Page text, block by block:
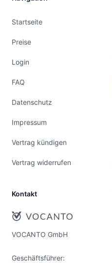
Startseite
Preise
Login
FAQ
Datenschutz
Impressum
Vertrag kündigen
Vertrag widerrufen
Kontakt
VOCANTO GmbH
Geschäftsführer: